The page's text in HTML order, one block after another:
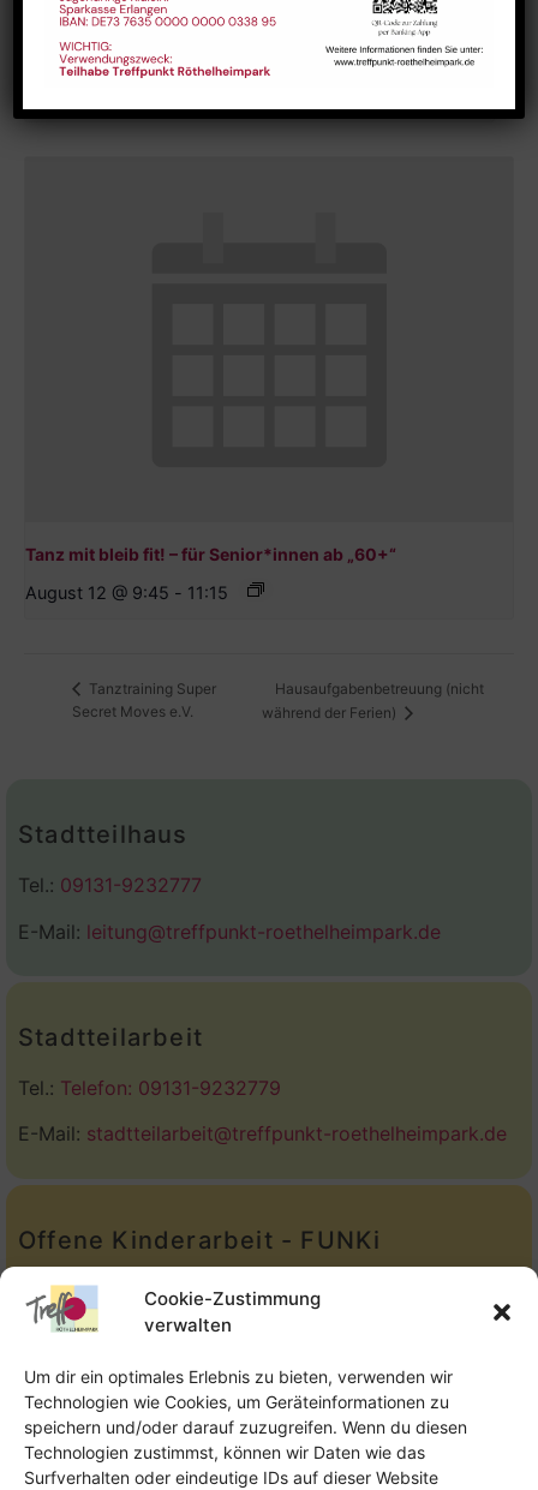
Cookie-Zustimmung
verwalten
Um dir ein optimales Erlebnis zu bieten, verwenden wir
Technologien wie Cookies, um Geräteinformationen zu
speichern und/oder darauf zuzugreifen. Wenn du diesen
Technologien zustimmst, können wir Daten wie das
Surfverhalten oder eindeutige IDs auf dieser Website
GESTALT – Bewegung für Körper, Geist und Seele älterer
Menschen
Tanz mit bleib fit! – für Senior*innen ab „60+“
August 12 @ 9:45 - 11:15
Tanztraining Super
Secret Moves e.V.
Hausaufgabenbetreuung (nicht
während der Ferien)
Stadtteilhaus
Tel.: 09131-9232777
E-Mail: leitung@treffpunkt-roethelheimpark.de
Stadtteilarbeit
Tel.: Telefon: 09131-9232779
E-Mail: stadtteilarbeit@treffpunkt-roethelheimpark.de
Offene Kinderarbeit - FUNKi
Tel.:Telefon: 09131-610749
E-Mail:oka@treffpunkt-roethelheimpark.de
Offene Jugendarbeit - Easthouse